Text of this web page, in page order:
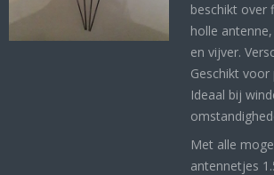
beschikt over
holle
en vijver.
Geschikt voor
Ideaal bij
Met alle
antennetjes